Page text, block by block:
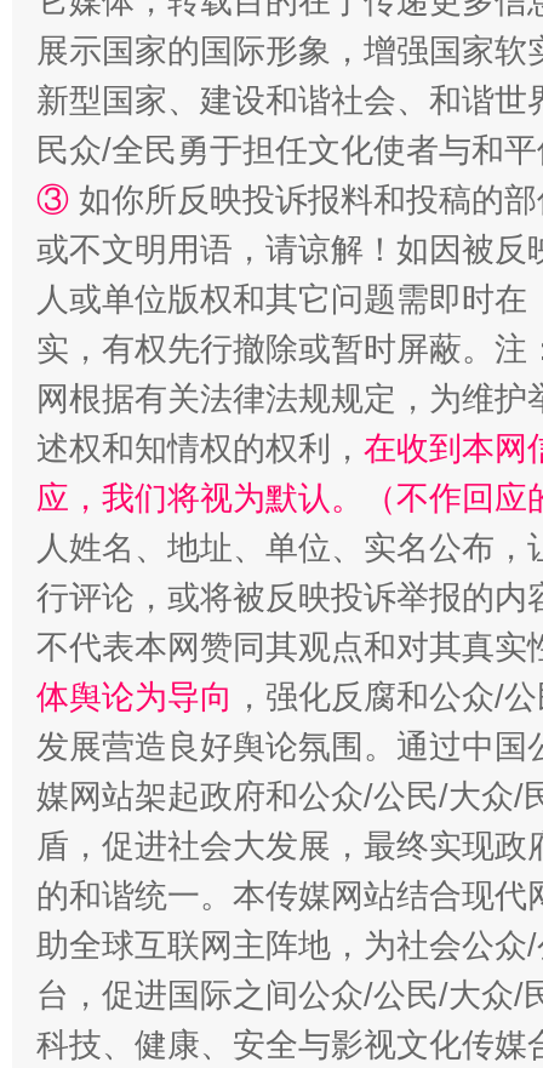
漫山遍野的桃花与雪山、麦地、白藏房 除
招工难、用工荒背后
展示国家的国际形象，增强国家
新型国家、建设和谐社会、和谐
民众/全民勇于担任文化使者与和
③ 如你所反映投诉报料和投稿的
或不文明用语，请谅解！如因被
人或单位版权和其它问题需即时在
实，有权先行撤除或暂时屏蔽。
网根据有关法律法规规定，为维
述权和知情权的权利， 在收到本网
应，我们将视为默认。（不作回应
人姓名、地址、单位、实名公布
行评论，或将被反映投诉举报的
不代表本网赞同其观点和对其真实
体舆论为导向 ，强化反腐和公众/
发展营造良好舆论氛围。通过中
媒网站架起政府和公众/公民/大众/
盾，促进社会大发展，最终实现
的和谐统一。本传媒网站结合现
助全球互联网主阵地，为社会公
台，促进国际之间公众/公民/大众/
科技、健康、安全与影视文化传